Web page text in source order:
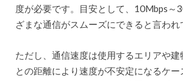
度が必要です。目安として、10Mbps～
ざまな通信がスムーズにできると言われ
ただし、通信速度は使用するエリアや
との距離により速度が不安定になるケ